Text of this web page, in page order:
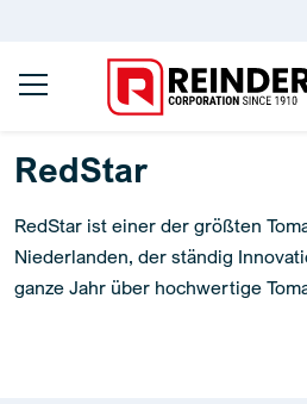
RedStar
RedStar ist einer der größten
Niederlanden, der ständig
ganze Jahr über hochwertige